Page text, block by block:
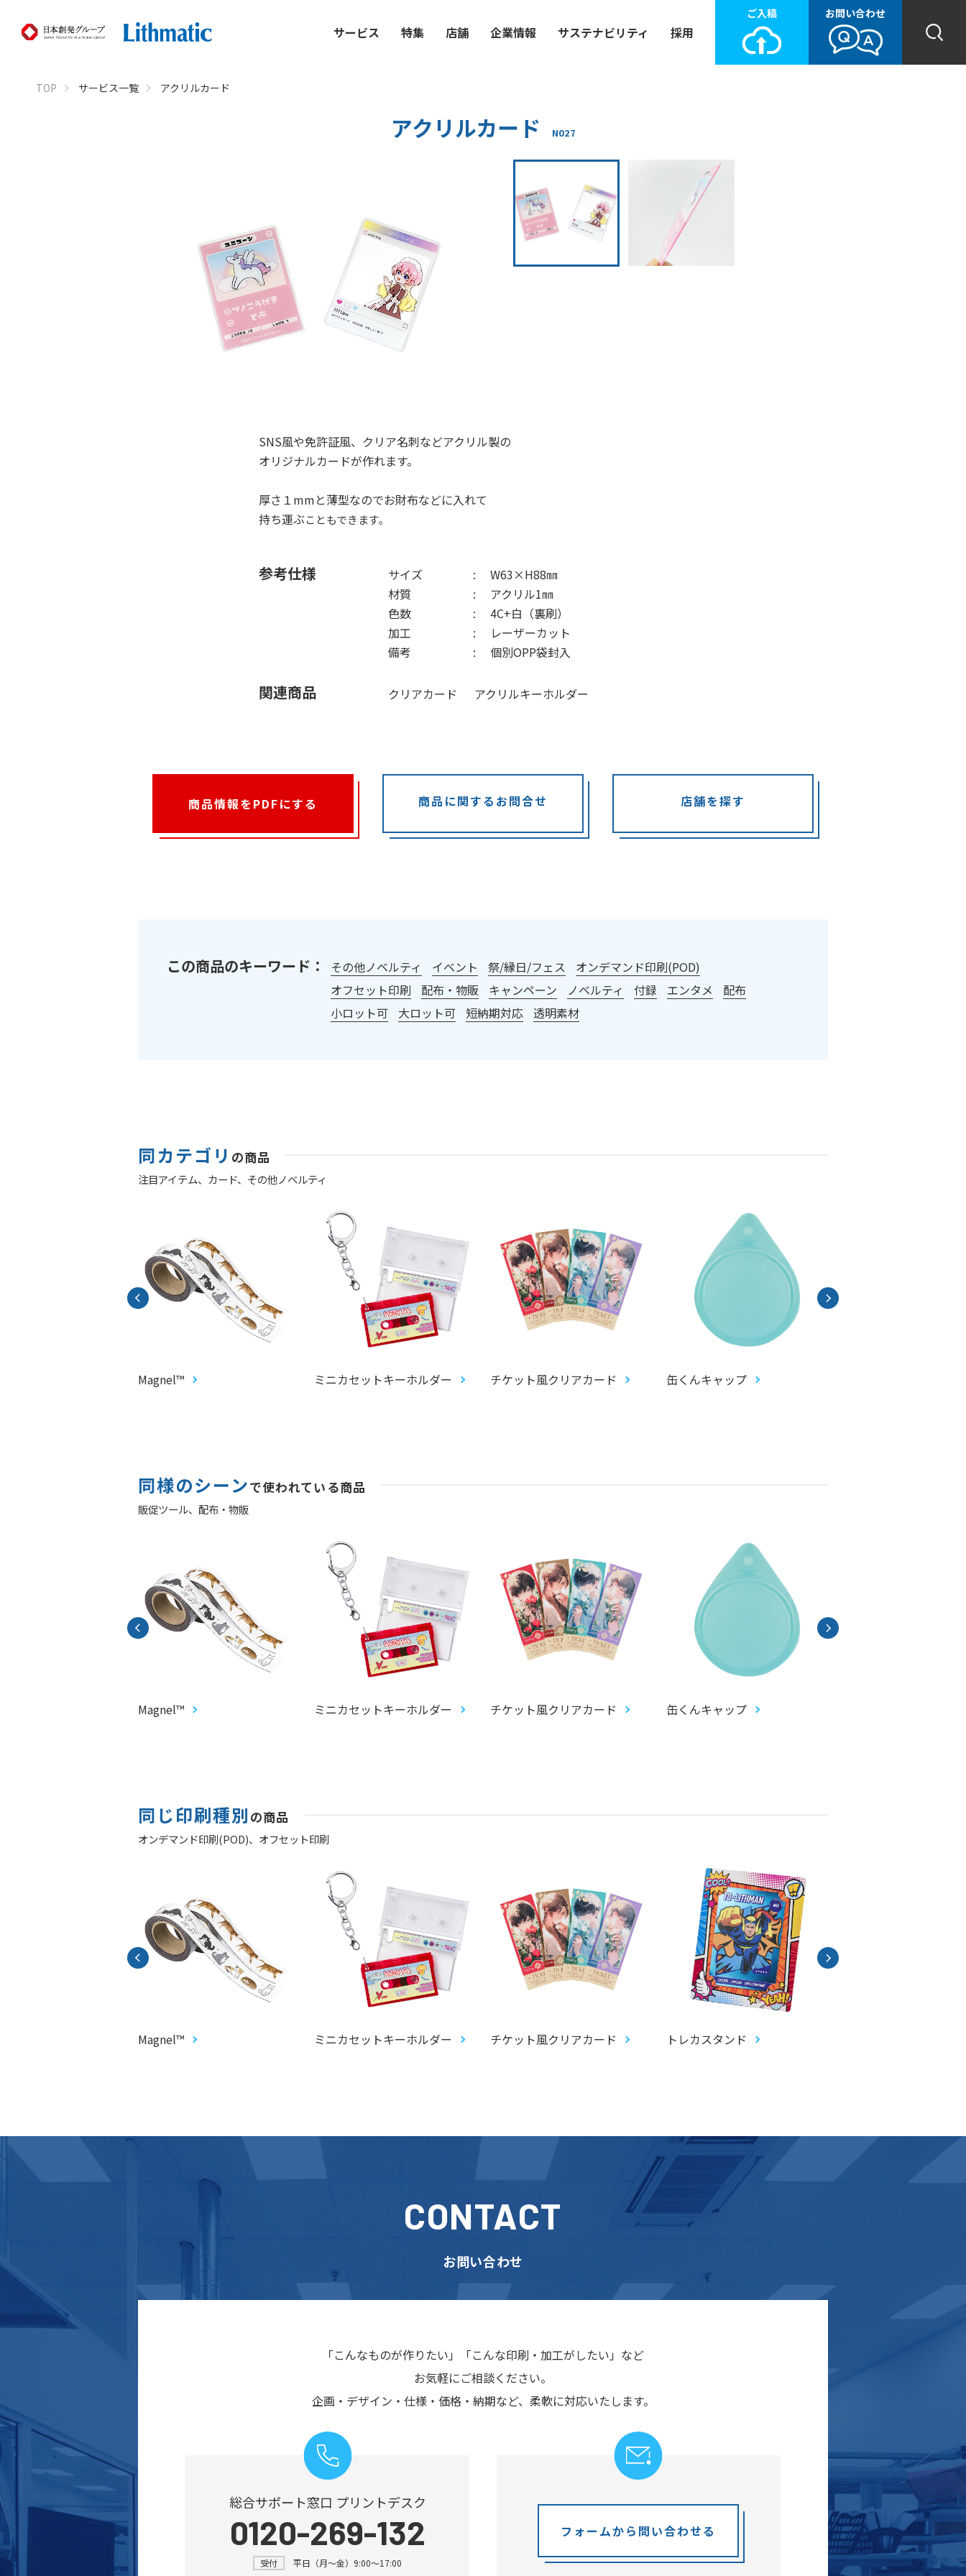
サービス 特集 店舗 企業情報 サステナビリティ 採用
ご入稿 お問い合わせ
TOP サービス一覧 アクリルカード
アクリルカード N027
SNS風や免許証風、クリア名刺などアクリル製の
オリジナルカードが作れます。
厚さ１mmと薄型なのでお財布などに入れて
持ち運ぶこともできます。
参考仕様 サイズ
W63×H88㎜
材質
アクリル1㎜
色数
4C+白（裏刷）
加工
レーザーカット
備考
個別OPP袋封入
関連商品 クリアカード アクリルキーホルダー
商品情報をPDFにする 商品に関するお問合せ 店舗を探す
この商品のキーワード： その他ノベルティ イベント 祭/縁日/フェス
オンデマンド印刷(POD)
オフセット印刷
配布・物販 キャンペーン ノベルティ 付録 エンタメ
配布
小ロット可
大ロット可 短納期対応 透明素材
同カテゴリ の商品
注目アイテム、 カード、 その他ノベルティ
Magnel™ ミニカセットキーホルダー チケット風クリアカード 缶くんキャップ
同様のシーンで使われている商品
販促ツール、 配布・物販
Magnel™ ミニカセットキーホルダー チケット風クリアカード 缶くんキャップ
同じ印刷種別 の商品
オンデマンド印刷(POD)、 オフセット印刷
Magnel™ ミニカセットキーホルダー チケット風クリアカード トレカスタンド
CONTACT
お問い合わせ
「こんなものが作りたい」
「こんな印刷・加工がしたい」など
お気軽にご相談ください。
企画・デザイン・仕様・価格・納期など、 柔軟に対応いたします。
総合サポート窓口 プリントデスク
0120-269-132
受付 平日（月～金）9:00～17:00
フォームから問い合わせる